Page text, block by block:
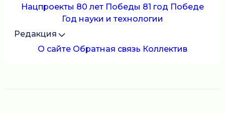
Нацпроекты 80 лет Победы 81 год Победе
Год науки и технологии
Редакция
О сайте Обратная связь Коллектив